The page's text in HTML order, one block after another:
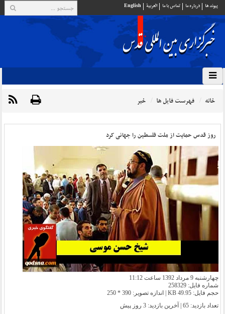
پيوند ها درباره ما تماس با ما العربية English
خانه فهرست فایل ها خبر
روز قدس حمایت از ملت فلسطین را جهانی کرد
چهارشنبه 9 مرداد 1392 ساعت 11:12
شماره فایل: 258329
حجم فایل: 49.95 KB | اندازه تصویر: 390 * 250
تعداد بازدید: 65 | آخرین بازدید:
3 روز پیش